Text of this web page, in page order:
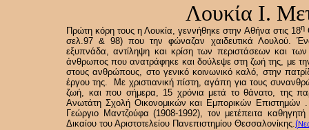
Πρώτη κόρη τους η Λουκία, γεννήθηκε στην Αθήνα στις 18η
σελ.97 & 98) που την φώναζαν χαιδευτικά Λουλού.
εξυπνάδα, αντίληψη και κρίση των περιστάσεων και
άνθρωπος που ανατράφηκε και δούλεψε στη ζωή της, με
στους ανθρώπους, στο γενικό κοινωνικό καλό, στην
έργου της. Με χριστιανική πίστη, αγάπη για τους
ζωή, και που σήμερα, 15 χρόνια μετά το θάνατο, της
Ανωτάτη Σχολή Οικονομικών και Εμπορικών Επιστημών
Γεώργιο Μαντζούφα (1908-1992), τον μετέπειτα
Δικαίου του Αριστοτελείου Πανεπιστημίου Θεσσαλονίκης.(
Λουκία Ι.